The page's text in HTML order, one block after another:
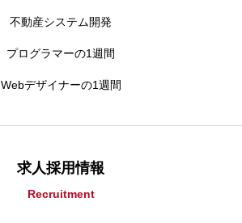
不動産システム開発
プログラマーの1週間
Webデザイナーの1週間
求人採用情報
Recruitment